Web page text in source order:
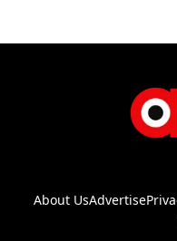
About UsAdvertise